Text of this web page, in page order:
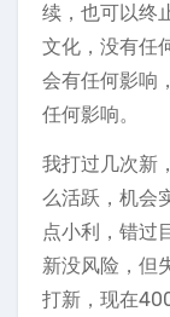
续，也可以终
文化，没有任
会有任何影响
任何影响。
我打过几次新
么活跃，机会
点小利，错过
新没风险，但
打新，现在